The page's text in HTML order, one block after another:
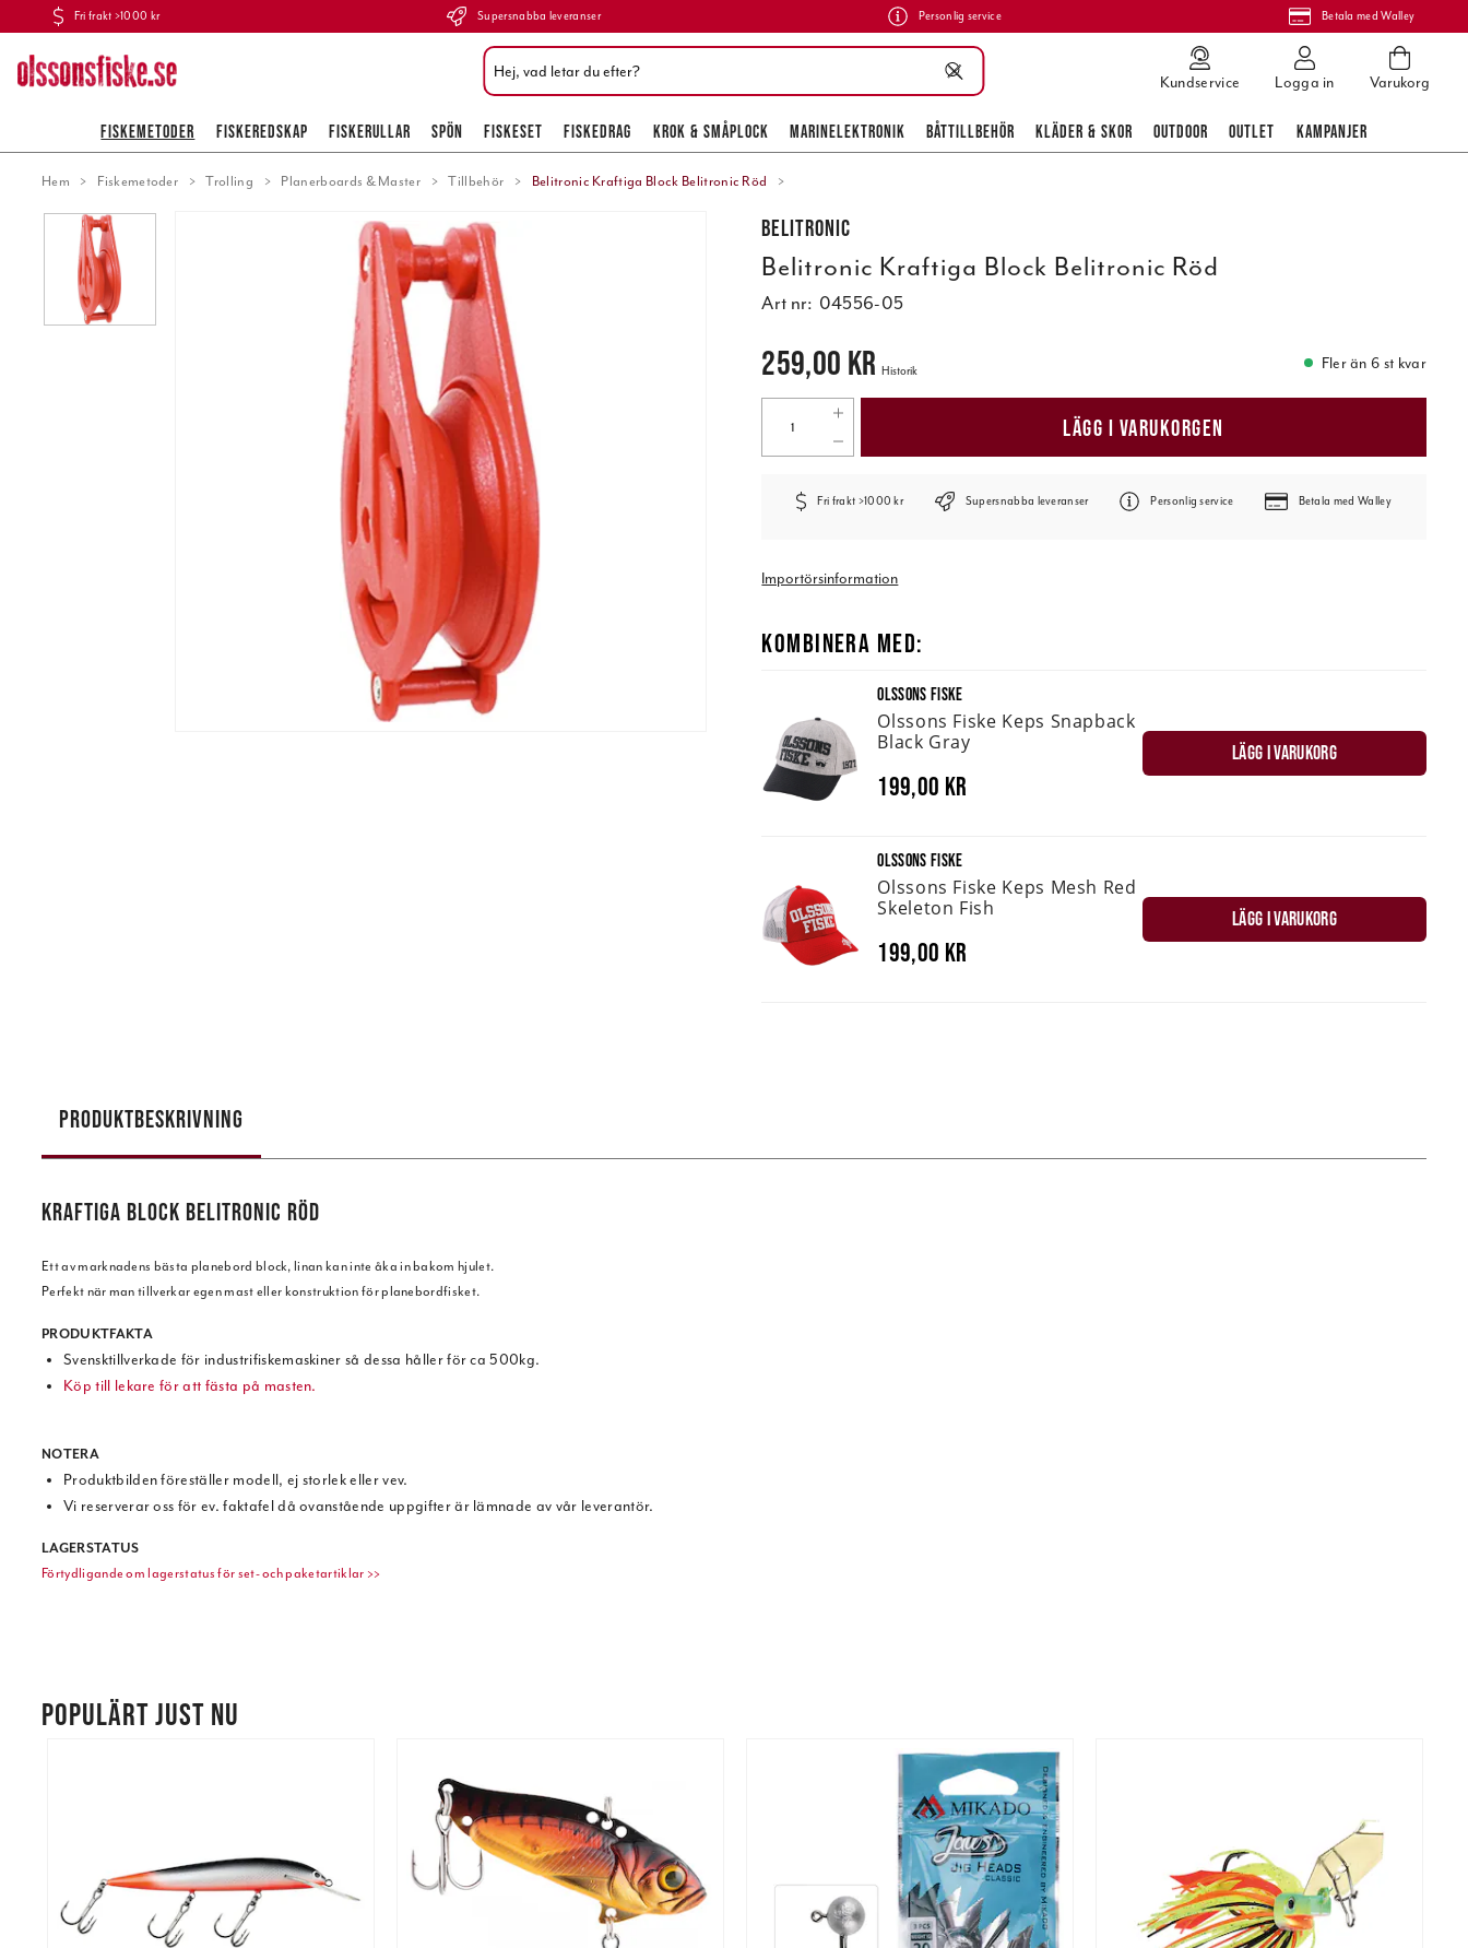
Fri frakt >1000 kr Supersnabba leveranser Personlig service Betala med Walley
Kundservice Logga in Varukorg
FISKEMETODER FISKEREDSKAP FISKERULLAR SPÖN FISKESET FISKEDRAG KROK & SMÅPLOCK MARINELEKTRONIK BÅTTILLBEHÖR KLÄDER & SKOR OUTDOOR OUTLET KAMPANJER
Hem Fiskemetoder Trolling Planerboards & Master Tillbehör Belitronic Kraftiga Block Belitronic Röd
Belitronic
Belitronic Kraftiga Block Belitronic Röd
Art nr: 04556-05
Pris:259,00 kr
259,00 kr Historik Fler än 6 st kvar
LÄGG I VARUKORGEN
Fri frakt >1000 kr Supersnabba leveranser Personlig service Betala med Walley
Importörsinformation
KOMBINERA MED:
OLSSONS FISKE
Olssons Fiske Keps Snapback
Black Gray
199,00 kr
LÄGG I VARUKORG
OLSSONS FISKE
Olssons Fiske Keps Mesh Red
Skeleton Fish
199,00 kr
LÄGG I VARUKORG
PRODUKTBESKRIVNING
KRAFTIGA BLOCK BELITRONIC RÖD
Ett av marknadens bästa planebord block, linan kan inte åka in bakom hjulet.
Perfekt när man tillverkar egen mast eller konstruktion för planebordfisket.
PRODUKTFAKTA
Svensktillverkade för industrifiskemaskiner så dessa håller för ca 500kg.
Köp till lekare för att fästa på masten.
NOTERA
Produktbilden föreställer modell, ej storlek eller vev.
Vi reserverar oss för ev. faktafel då ovanstående uppgifter är lämnade av vår leverantör.
LAGERSTATUS
Förtydligande om lagerstatus för set- och paketartiklar >>
POPULÄRT JUST NU